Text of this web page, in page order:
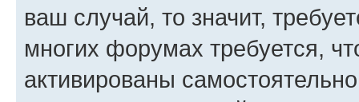
ваш случай, то значит,
многих форумах требуется,
активированы